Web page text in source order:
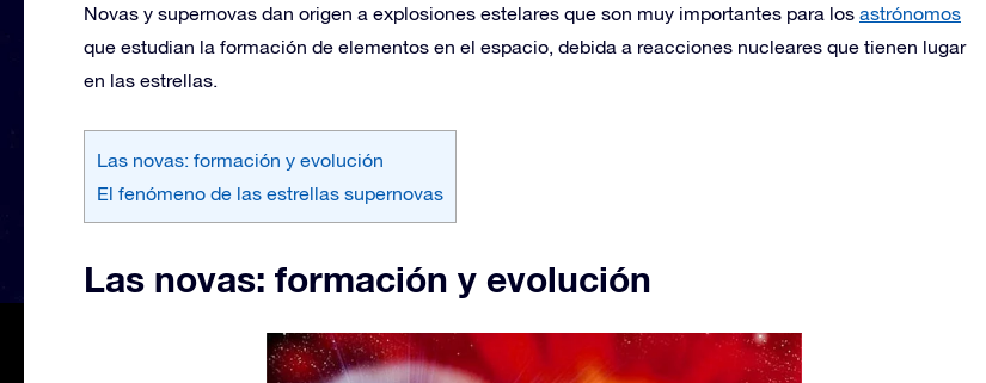
Novas y supernovas dan origen a explosiones estelares que son muy importantes para los astrónomos
que estudian la formación de elementos en el espacio, debida a reacciones nucleares que tienen lugar
en las estrellas.
Las novas: formación y evolución
El fenómeno de las estrellas supernovas
Las novas: formación y evolución